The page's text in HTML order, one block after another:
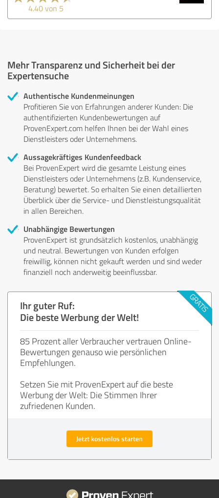
4.40 von 5
Mehr Transparenz und Sicherheit bei der
Expertensuche
Authentische Kundenmeinungen
Profitieren Sie von Erfahrungen anderer Kunden: Die
authentifizierten Kundenbewertungen auf
ProvenExpert.com helfen Ihnen bei der Wahl eines
Dienstleisters oder Unternehmens.
Aussagekräftiges Kundenfeedback
Bei ProvenExpert wird die gesamte Leistung eines
Dienstleisters oder Unternehmens (z.B. Kundenservice,
Beratung) bewertet. So erhalten Sie einen detaillierten
Überblick über die Service- und Dienstleistungsqualität
in allen Bereichen.
Unabhängige Bewertungen
ProvenExpert ist grundsätzlich kostenlos, unabhängig
und neutral. Bewertungen von Kunden erfolgen
freiwillig, können nicht gekauft werden und sind weder
finanziell noch anderweitig beeinflussbar.
Ihr guter Ruf:
Die beste Werbung der Welt!
85 Prozent aller Verbraucher vertrauen Online-
Bewertungen genauso wie persönlichen
Empfehlungen.
Setzen Sie mit ProvenExpert auf die beste
Werbung der Welt: Die Stimmen Ihrer
zufriedenen Kunden.
Jetzt kostenlos starten